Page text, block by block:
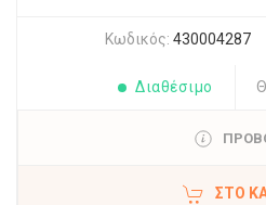
Κωδικός: 430004287
Διαθέσιμο
ΣΤΟ